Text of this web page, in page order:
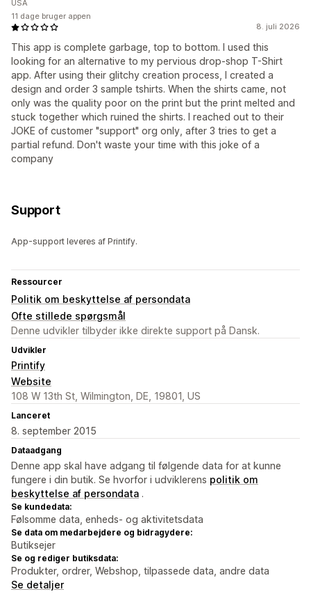
8. juli 2026
This app is complete garbage, top to bottom. I used this
looking for an alternative to my pervious drop-shop T-Shirt
app. After using their glitchy creation process, I created a
design and order 3 sample tshirts. When the shirts came, not
only was the quality poor on the print but the print melted and
stuck together which ruined the shirts. I reached out to their
JOKE of customer "support" org only, after 3 tries to get a
partial refund. Don't waste your time with this joke of a
company
USA
11 dage bruger appen
Support
App-support leveres af Printify.
Ressourcer
Politik om beskyttelse af persondata
Ofte stillede spørgsmål
Denne udvikler tilbyder ikke direkte support på Dansk.
Udvikler
Printify
Website
108 W 13th St, Wilmington, DE, 19801, US
Lanceret
8. september 2015
Dataadgang
Denne app skal have adgang til følgende data for at kunne
fungere i din butik. Se hvorfor i udviklerens politik om
beskyttelse af persondata .
Se kundedata:
Følsomme data, enheds- og aktivitetsdata
Se data om medarbejdere og bidragydere:
Butiksejer
Se og rediger butiksdata:
Produkter, ordrer, Webshop, tilpassede data, andre data
Se detaljer